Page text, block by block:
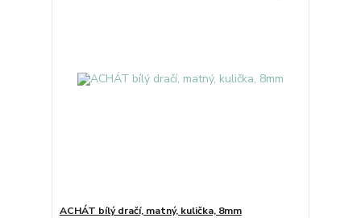
ACHÁT bílý dračí, matný, kulička, 8mm